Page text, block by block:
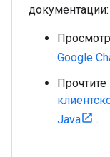
документации:
Google
Прочтите
Java
.